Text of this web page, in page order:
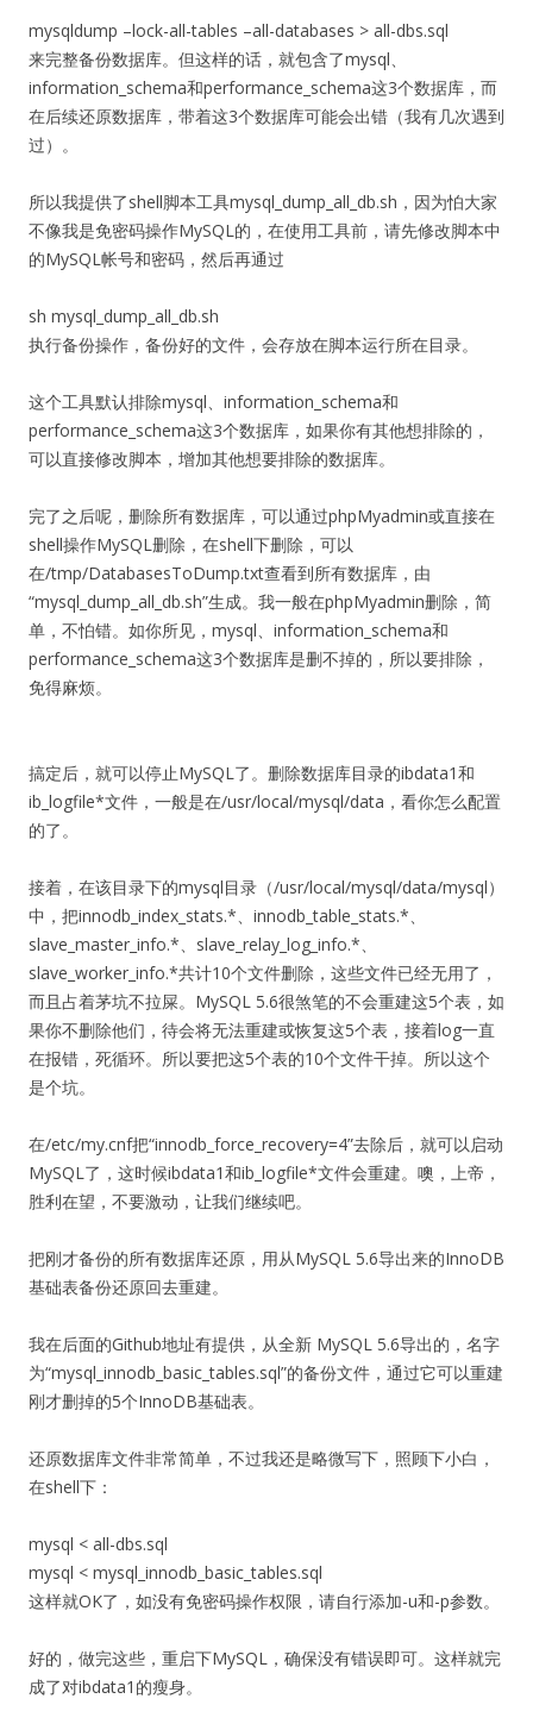
mysqldump –lock-all-tables –all-databases > all-dbs.sql
来完整备份数据库。但这样的话，就包含了mysql、
information_schema和performance_schema这3个数据库，而
在后续还原数据库，带着这3个数据库可能会出错（我有几次遇到
过）。
所以我提供了shell脚本工具mysql_dump_all_db.sh，因为怕大家
不像我是免密码操作MySQL的，在使用工具前，请先修改脚本中
的MySQL帐号和密码，然后再通过
sh mysql_dump_all_db.sh
执行备份操作，备份好的文件，会存放在脚本运行所在目录。
这个工具默认排除mysql、information_schema和
performance_schema这3个数据库，如果你有其他想排除的，
可以直接修改脚本，增加其他想要排除的数据库。
完了之后呢，删除所有数据库，可以通过phpMyadmin或直接在
shell操作MySQL删除，在shell下删除，可以
在/tmp/DatabasesToDump.txt查看到所有数据库，由
“mysql_dump_all_db.sh”生成。我一般在phpMyadmin删除，简
单，不怕错。如你所见，mysql、information_schema和
performance_schema这3个数据库是删不掉的，所以要排除，
免得麻烦。
搞定后，就可以停止MySQL了。删除数据库目录的ibdata1和
ib_logfile*文件，一般是在/usr/local/mysql/data，看你怎么配置
的了。
接着，在该目录下的mysql目录（/usr/local/mysql/data/mysql）
中，把innodb_index_stats.*、innodb_table_stats.*、
slave_master_info.*、slave_relay_log_info.*、
slave_worker_info.*共计10个文件删除，这些文件已经无用了，
而且占着茅坑不拉屎。MySQL 5.6很煞笔的不会重建这5个表，如
果你不删除他们，待会将无法重建或恢复这5个表，接着log一直
在报错，死循环。所以要把这5个表的10个文件干掉。所以这个
是个坑。
在/etc/my.cnf把“innodb_force_recovery=4”去除后，就可以启动
MySQL了，这时候ibdata1和ib_logfile*文件会重建。噢，上帝，
胜利在望，不要激动，让我们继续吧。
把刚才备份的所有数据库还原，用从MySQL 5.6导出来的InnoDB
基础表备份还原回去重建。
我在后面的Github地址有提供，从全新 MySQL 5.6导出的，名字
为“mysql_innodb_basic_tables.sql”的备份文件，通过它可以重建
刚才删掉的5个InnoDB基础表。
还原数据库文件非常简单，不过我还是略微写下，照顾下小白，
在shell下：
mysql < all-dbs.sql
mysql < mysql_innodb_basic_tables.sql
这样就OK了，如没有免密码操作权限，请自行添加-u和-p参数。
好的，做完这些，重启下MySQL，确保没有错误即可。这样就完
成了对ibdata1的瘦身。